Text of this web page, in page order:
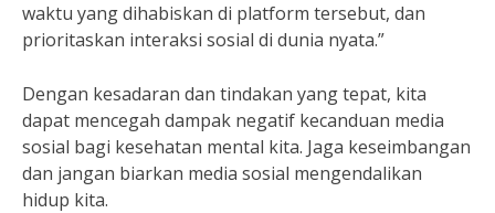
waktu yang dihabiskan di platform tersebut, dan
prioritaskan interaksi sosial di dunia nyata.”
Dengan kesadaran dan tindakan yang tepat, kita
dapat mencegah dampak negatif kecanduan media
sosial bagi kesehatan mental kita. Jaga keseimbangan
dan jangan biarkan media sosial mengendalikan
hidup kita.